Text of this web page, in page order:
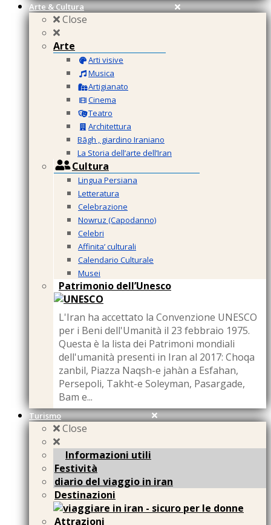
Arte & Cultura
Close
Arte
Arti visive
Musica
Artigianato
Cinema
Teatro
Architettura
Bāgh , giardino Iraniano
La Storia dell’arte dell’Iran
Cultura
Lingua Persiana
Letteratura
Celebrazione
Nowruz (Capodanno)
Celebri
Affinita’ culturali
Calendario Culturale
Musei
Patrimonio dell’Unesco
L'Iran ha accettato la Convenzione UNESCO
per i Beni dell'Umanità il 23 febbraio 1975.
Questa è la lista dei Patrimoni mondiali
dell'umanità presenti in Iran al 2017: Choqa
zanbil, Piazza Naqsh-e jahàn a Esfahan,
Persepoli, Takht-e Soleyman, Pasargade,
Bam e...
Turismo
Close
Informazioni utili
Festività
diario del viaggio in iran
Destinazioni
Attrazioni